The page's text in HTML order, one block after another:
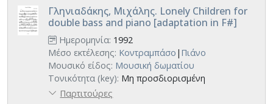
Γληνιαδάκης, Μιχάλης. Lonely Children for
double bass and piano [adaptation in F#]
Ημερομηνία: 1992
Μέσο εκτέλεσης: Κοντραμπάσο | Πιάνο
Μουσικό είδος: Μουσική δωματίου
Τονικότητα (key): Μη προσδιορισμένη
Παρτιτούρες